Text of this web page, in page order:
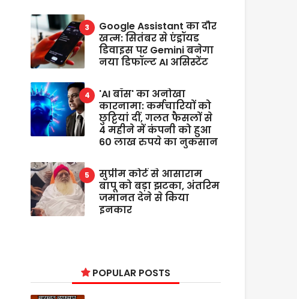
Google Assistant का दौर
खत्म: सितंबर से एंड्रॉयड
डिवाइस पर Gemini बनेगा
नया डिफॉल्ट AI असिस्टेंट
'AI बॉस' का अनोखा
कारनामा: कर्मचारियों को
छुट्टियां दीं, गलत फैसलों से
4 महीने में कंपनी को हुआ
60 लाख रुपये का नुकसान
सुप्रीम कोर्ट से आसाराम
बापू को बड़ा झटका, अंतरिम
जमानत देने से किया
इनकार
POPULAR POSTS